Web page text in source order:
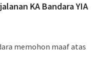
KA Bandara YIA
memohon maaf atas